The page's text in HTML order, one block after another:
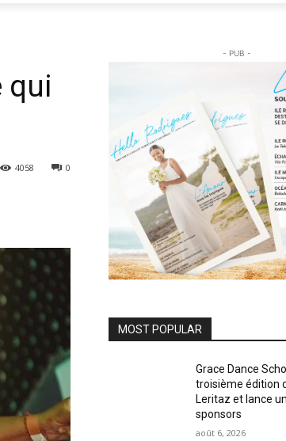
qui
0
4058
- PUB -
MOST POPULAR
Grace Dance
troisième édition
Leritaz et lance
sponsors
août 6, 2026